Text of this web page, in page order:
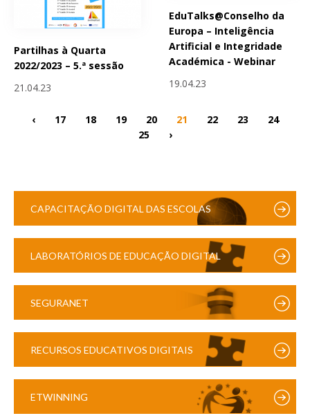
Partilhas à Quarta
2022/2023 – 5.ª sessão
21.04.23
EduTalks@Conselho da
Europa – Inteligência
Artificial e Integridade
Académica - Webinar
19.04.23
‹ 17 18 19 20 21 22 23
24
25
›
CAPACITAÇÃO DIGITAL DAS ESCOLAS
LABORATÓRIOS DE EDUCAÇÃO DIGITAL
SEGURANET
RECURSOS EDUCATIVOS DIGITAIS
ETWINNING